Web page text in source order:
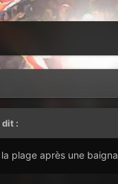
dit :
plage après une